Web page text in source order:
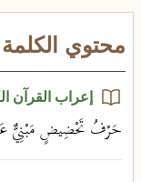
محتوي الكلمة
إعراب القرآن
حَرْفُ تَحْضِيضٍ مَبْنِيٌّ